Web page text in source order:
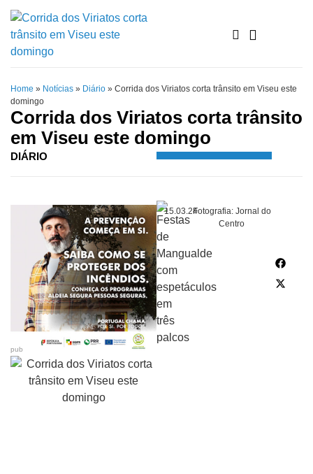
Home » Notícias » Diário » Corrida dos Viriatos corta trânsito em Viseu este
domingo
Corrida dos Viriatos corta trânsito
em Viseu este domingo
DIÁRIO
15.03.24Fotografia: Jornal do
Centro
pub